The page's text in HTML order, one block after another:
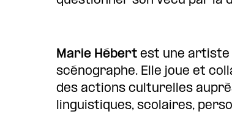
Marie Hébert est une artiste
scénographe. Elle joue et
des actions culturelles
linguistiques, scolaires,